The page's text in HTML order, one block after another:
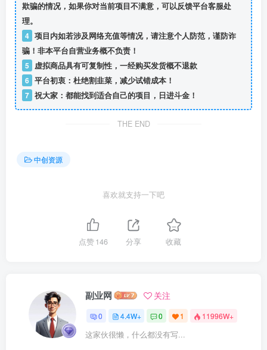
欺骗的情况，如果你对当前项目不满意，可以反馈平台客服处
理。
4 项目内如若涉及网络充值等情况，请注意个人防范，谨防诈
骗！非本平台自营业务概不负责！
5
虚拟商品具有可复制性，一经购买发货概不退款
6 平台初衷：杜绝割韭菜，减少试错成本！
7 祝大家：都能找到适合自己的项目，日进斗金！
THE END
中创资源
喜欢就支持一下吧
点赞146 分享 收藏
副业网 关注
0 4.4W+ 0 1 11996W+
这家伙很懒，什么都没有写...